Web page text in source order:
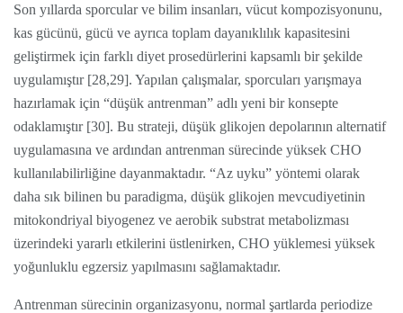
Son yıllarda sporcular ve bilim insanları, vücut kompozisyonunu,
kas gücünü, gücü ve ayrıca toplam dayanıklılık kapasitesini
geliştirmek için farklı diyet prosedürlerini kapsamlı bir şekilde
uygulamıştır [28,29]. Yapılan çalışmalar, sporcuları yarışmaya
hazırlamak için “düşük antrenman” adlı yeni bir konsepte
odaklamıştır [30]. Bu strateji, düşük glikojen depolarının alternatif
uygulamasına ve ardından antrenman sürecinde yüksek CHO
kullanılabilirliğine dayanmaktadır. “Az uyku” yöntemi olarak
daha sık bilinen bu paradigma, düşük glikojen mevcudiyetinin
mitokondriyal biyogenez ve aerobik substrat metabolizması
üzerindeki yararlı etkilerini üstlenirken, CHO yüklemesi yüksek
yoğunluklu egzersiz yapılmasını sağlamaktadır.
Antrenman sürecinin organizasyonu, normal şartlarda periodize